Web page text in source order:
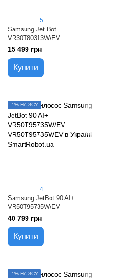
5
Samsung Jet Bot
VR30T80313W/EV
15 499 грн
Купити
1% НА ЗСУ
4
Samsung JetBot 90 AI+
VR50T95735W/EV
40 799 грн
Купити
1% НА ЗСУ